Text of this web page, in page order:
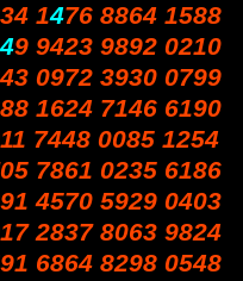
1476 8864 1588
49 9423 9892 0210
0972 3930 0799
1624 7146 6190
7448 0085 1254
7861 0235 6186
4570 5929 0403
2837 8063 9824
6864 8298 0548